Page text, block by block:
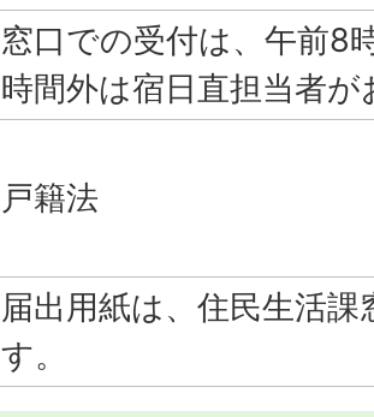
窓口での受付は、午前8
時間外は宿日直担当者
戸籍法
届出用紙は、住民生活
す。